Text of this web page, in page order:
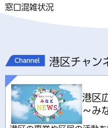
窓口混雑状況
港区チャン
港区
～み